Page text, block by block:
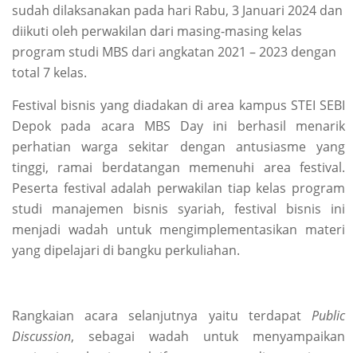
sudah dilaksanakan pada hari Rabu, 3 Januari 2024 dan
diikuti oleh perwakilan dari masing-masing kelas
program studi MBS dari angkatan 2021 – 2023 dengan
total 7 kelas.
Festival bisnis yang diadakan di area kampus STEI SEBI
Depok pada acara MBS Day ini berhasil menarik
perhatian warga sekitar dengan antusiasme yang
tinggi, ramai berdatangan memenuhi area festival.
Peserta festival adalah perwakilan tiap kelas program
studi manajemen bisnis syariah, festival bisnis ini
menjadi wadah untuk mengimplementasikan materi
yang dipelajari di bangku perkuliahan.
Rangkaian acara selanjutnya yaitu terdapat Public
Discussion, sebagai wadah untuk menyampaikan